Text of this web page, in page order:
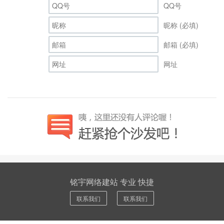
QQ号
昵称 (必填)
邮箱 (必填)
网址
铭宇网络建站 专业 快捷
联系我们 联系我们